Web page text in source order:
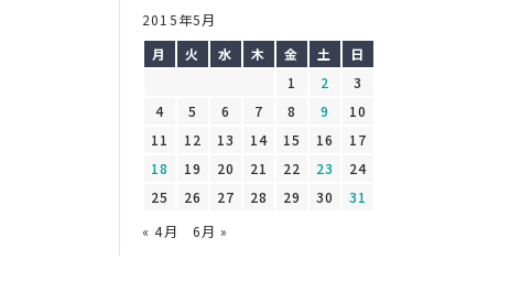
2015年5月
月
火 水 木 金 土
日
1
2
3
4
5 6 7 8 9
10
11
12 13 14 15 16
17
18
19 20 21 22 23
24
25
26 27 28 29 30
31
« 4月
6月 »